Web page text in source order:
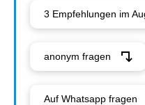
3 Empfehlungen im
anonym fragen
Auf Whatsapp fragen